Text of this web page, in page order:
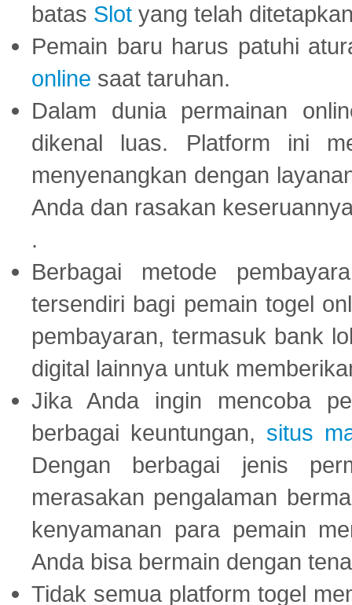
batas Slot yang telah
Pemain baru harus patuhi
online saat taruhan.
Dalam dunia permainan
dikenal luas. Platform ini
menyenangkan dengan
Anda dan rasakan
.
Berbagai metode
tersendiri bagi pemain togel
pembayaran, termasuk bank
digital lainnya untuk
Jika Anda ingin mencoba
berbagai keuntungan, situs
Dengan berbagai jenis
merasakan pengalaman
kenyamanan para pemain
Anda bisa bermain dengan
Tidak semua platform togel